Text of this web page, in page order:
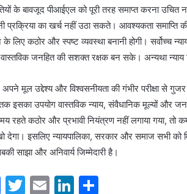
के बावजूद पीआईएल को पूरी तरह समाप्त करना
प्रक्रिया का खर्च नहीं उठा सकते। आवश्यकता समाप्ति
लिए कठोर और स्पष्ट व्यवस्था बनानी होगी। सर्वोच्च
जनहित की सशक्त रक्षक बन सके। अन्यथा न्याय
मूल उद्देश्य और विश्वसनीयता की गंभीर परीक्षा से
इसका उपयोग वास्तविक न्याय, संवैधानिक मूल्यों और
रहते कठोर और प्रभावी नियंत्रण नहीं लगाया गया, तो
देगा। इसलिए न्यायपालिका, सरकार और समाज सभी को
साझा और अनिवार्य जिम्मेदारी है।
F
T
E
Li